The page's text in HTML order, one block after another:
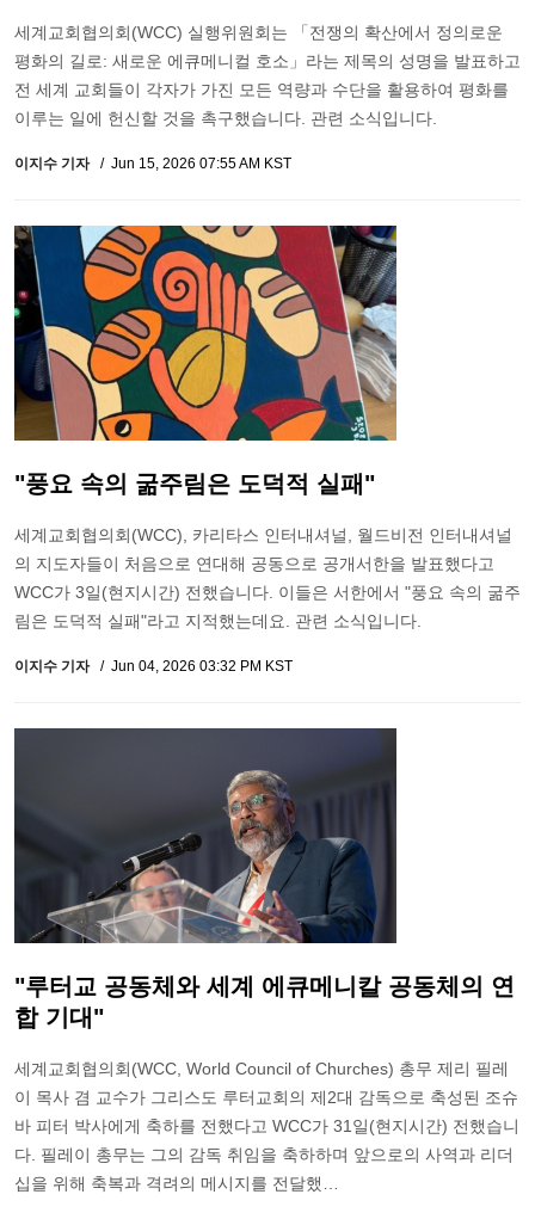
세계교회협의회(WCC) 실행위원회는 「전쟁의 확산에서 정의로운
평화의 길로: 새로운 에큐메니컬 호소」라는 제목의 성명을 발표하고
전 세계 교회들이 각자가 가진 모든 역량과 수단을 활용하여 평화를
이루는 일에 헌신할 것을 촉구했습니다. 관련 소식입니다.
이지수 기자 Jun 15, 2026 07:55 AM KST
"풍요 속의 굶주림은 도덕적 실패"
세계교회협의회(WCC), 카리타스 인터내셔널, 월드비전 인터내셔널
의 지도자들이 처음으로 연대해 공동으로 공개서한을 발표했다고
WCC가 3일(현지시간) 전했습니다. 이들은 서한에서 "풍요 속의 굶주
림은 도덕적 실패"라고 지적했는데요. 관련 소식입니다.
이지수 기자 Jun 04, 2026 03:32 PM KST
"루터교 공동체와 세계 에큐메니칼 공동체의 연
합 기대"
세계교회협의회(WCC, World Council of Churches) 총무 제리 필레
이 목사 겸 교수가 그리스도 루터교회의 제2대 감독으로 축성된 조슈
바 피터 박사에게 축하를 전했다고 WCC가 31일(현지시간) 전했습니
다. 필레이 총무는 그의 감독 취임을 축하하며 앞으로의 사역과 리더
십을 위해 축복과 격려의 메시지를 전달했…